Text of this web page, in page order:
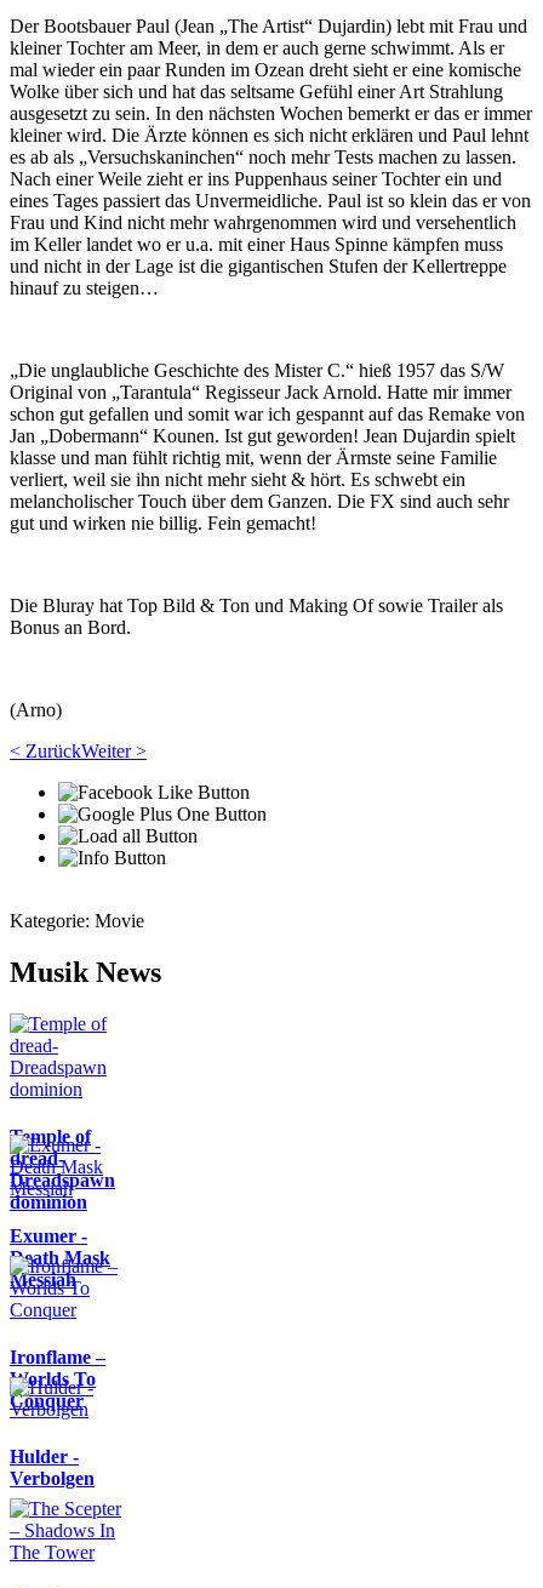
Der Bootsbauer Paul (Jean „The Artist“ Dujardin) lebt mit Frau und
kleiner Tochter am Meer, in dem er auch gerne schwimmt. Als er
mal wieder ein paar Runden im Ozean dreht sieht er eine komische
Wolke über sich und hat das seltsame Gefühl einer Art Strahlung
ausgesetzt zu sein. In den nächsten Wochen bemerkt er das er immer
kleiner wird. Die Ärzte können es sich nicht erklären und Paul lehnt
es ab als „Versuchskaninchen“ noch mehr Tests machen zu lassen.
Nach einer Weile zieht er ins Puppenhaus seiner Tochter ein und
eines Tages passiert das Unvermeidliche. Paul ist so klein das er von
Frau und Kind nicht mehr wahrgenommen wird und versehentlich
im Keller landet wo er u.a. mit einer Haus Spinne kämpfen muss
und nicht in der Lage ist die gigantischen Stufen der Kellertreppe
hinauf zu steigen…
„Die unglaubliche Geschichte des Mister C.“ hieß 1957 das S/W
Original von „Tarantula“ Regisseur Jack Arnold. Hatte mir immer
schon gut gefallen und somit war ich gespannt auf das Remake von
Jan „Dobermann“ Kounen. Ist gut geworden! Jean Dujardin spielt
klasse und man fühlt richtig mit, wenn der Ärmste seine Familie
verliert, weil sie ihn nicht mehr sieht & hört. Es schwebt ein
melancholischer Touch über dem Ganzen. Die FX sind auch sehr
gut und wirken nie billig. Fein gemacht!
Die Bluray hat Top Bild & Ton und Making Of sowie Trailer als
Bonus an Bord.
(Arno)
< ZurückWeiter >
Kategorie: Movie
Musik News
Temple of
dread-
Dreadspawn
dominion
Exumer -
Death Mask
Messiah
Ironflame –
Worlds To
Conquer
Hulder -
Verbolgen